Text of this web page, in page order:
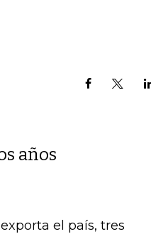
años
el país, tres